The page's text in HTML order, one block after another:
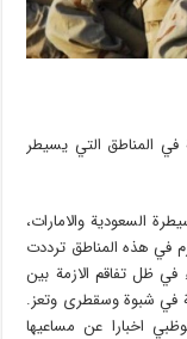
في المناطق التي يسيطر
السعودية والامارات،
في هذه المناطق ترددت
في ظل تفاقم الازمة بين
في شبوة وسقطرى وتعز.
اخبارا عن مساعيها